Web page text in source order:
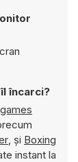
încarci?
, și Boxing
instant la